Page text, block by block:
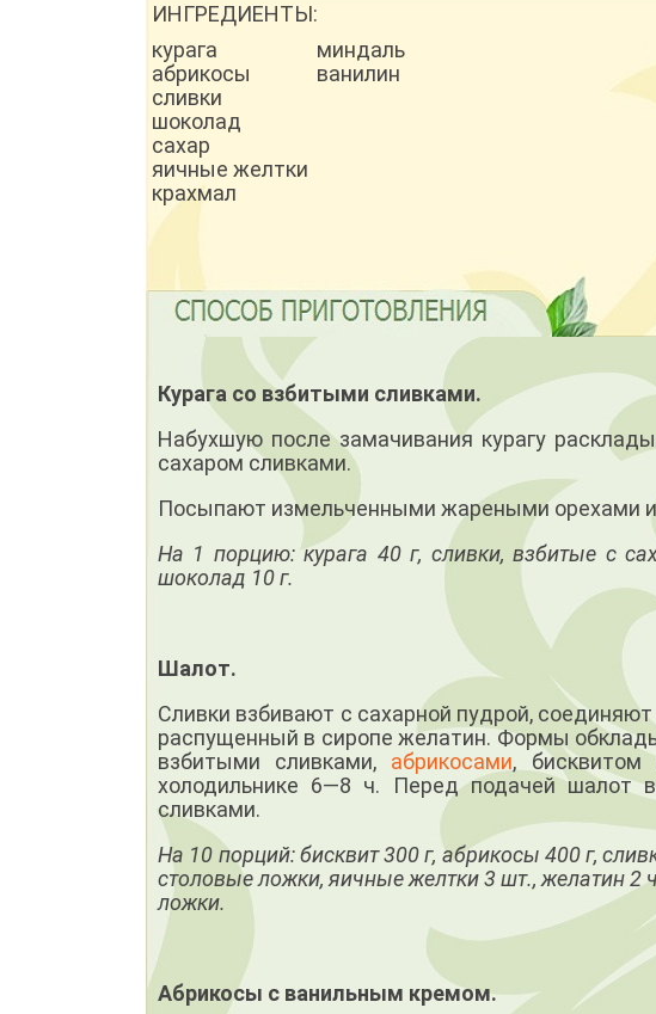
ИНГРЕДИЕНТЫ:
курага
абрикосы
сливки
шоколад
сахар
яичные желтки
крахмал
миндаль
ванилин
Курага со взбитыми сливками.
Набухшую после замачивания курагу
сахаром сливками.
Посыпают измельченными жареными орехами
На 1 порцию: курага 40 г, сливки, взбитые с
шоколад 10 г.
Шалот.
Сливки взбивают с сахарной пудрой,
распущенный в сиропе желатин. Формы
взбитыми сливками, абрикосами,
холодильнике 6—8 ч. Перед подачей
сливками.
На 10 порций: бисквит 300 г, абрикосы 400 г,
столовые ложки, яичные желтки 3 шт., желатин
ложки.
Абрикосы с ванильным кремом.